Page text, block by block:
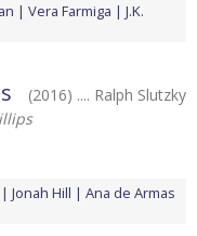
Vera Farmiga
J.K.
(2016) .... Ralph Slutzky
Jonah Hill
Ana de Armas